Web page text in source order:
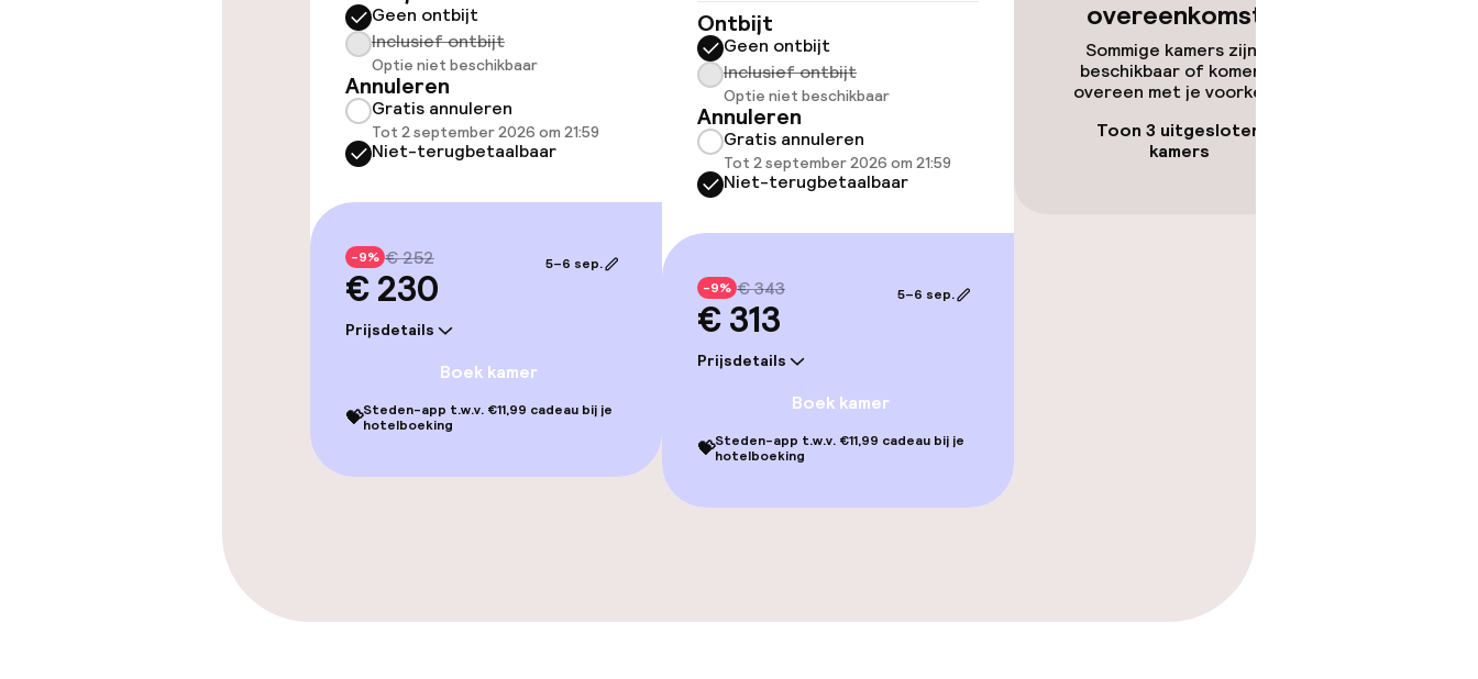
Gratis wifi
Schoonmaakvoorzieningen
Wasfaciliteiten (wasmachine)
Beleid
Kleine huisdieren toegestaan
feesten niet toegestaan
Geen ontbijt
Inclusief ontbijt
Optie niet beschikbaar
Annuleren
Gratis annuleren
Tot 2 september 2026 om 21:59
Niet-terugbetaalbaar
-9% € 252
€ 230
Prijsdetails
5–6 sep.
Boek kamer
💝Steden-app t.w.v. €11,99 cadeau bij je
hotelboeking
Ontbijt
Geen ontbijt
Inclusief ontbijt
Optie niet beschikbaar
Annuleren
Gratis annuleren
Tot 2 september 2026 om 21:59
Niet-terugbetaalbaar
-9% € 343
€ 313
Prijsdetails
5–6 sep.
Boek kamer
💝Steden-app t.w.v. €11,99 cadeau bij je
hotelboeking
overeenkomsten
Sommige kamers zijn niet
beschikbaar of komen niet
overeen met je voorkeuren.
Toon 3 uitgesloten
kamers